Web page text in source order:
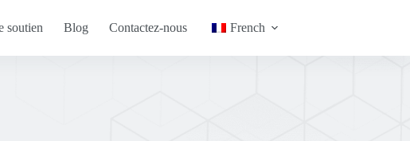
soutien Blog Contactez-nous French